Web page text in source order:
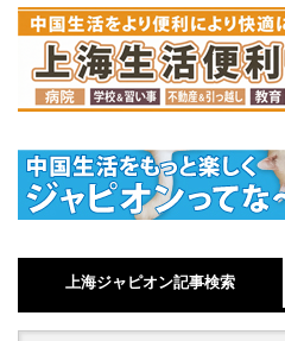
上海ジャピオン記事検索